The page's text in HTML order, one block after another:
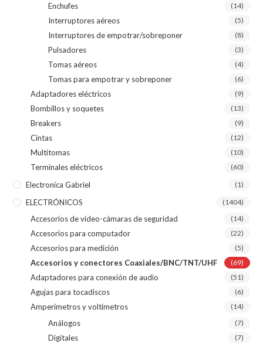
Enchufes (14)
Interruptores aéreos (5)
Interruptores de empotrar/sobreponer (8)
Pulsadores (3)
Tomas aéreos (4)
Tomas para empotrar y sobreponer (6)
Adaptadores eléctricos (9)
Bombillos y soquetes (13)
Breakers (9)
Cintas (12)
Multitomas (10)
Terminales eléctricos (60)
Electronica Gabriel (1)
ELECTRÓNICOS (1404)
Accesorios de video-cámaras de seguridad (14)
Accesorios para computador (22)
Accesorios para medición (5)
Accesorios y conectores Coaxiales/BNC/TNT/UHF (69)
Adaptadores para conexión de audio (51)
Agujas para tocadiscos (6)
Amperímetros y voltímetros (14)
Análogos (7)
Digitales (7)